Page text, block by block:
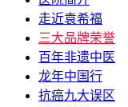
走近袁希福
三大品牌荣誉
百年非遗中医
龙年中国行
抗癌九大误区